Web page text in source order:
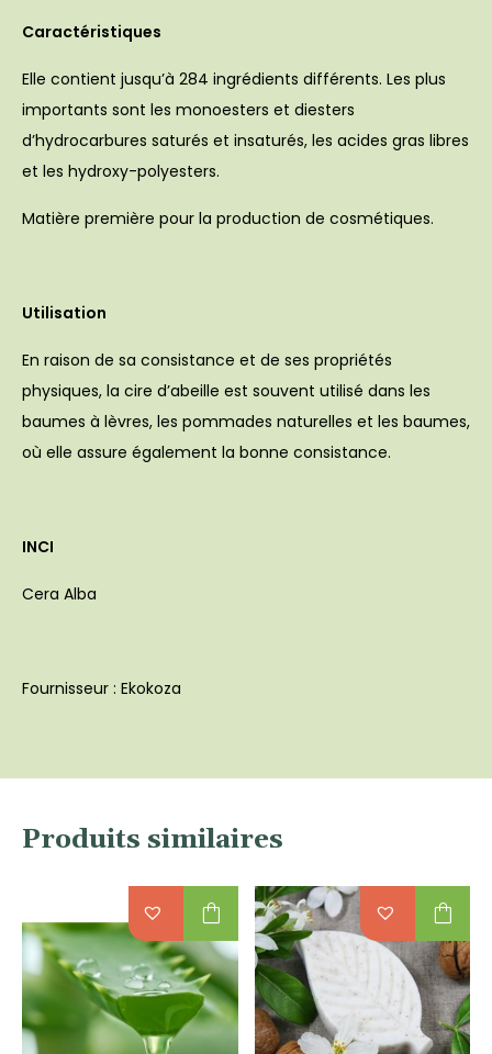
Caractéristiques
Elle contient jusqu’à 284 ingrédients différents. Les plus
importants sont les monoesters et diesters
d’hydrocarbures saturés et insaturés, les acides gras libres
et les hydroxy-polyesters.
Matière première pour la production de cosmétiques.
Utilisation
En raison de sa consistance et de ses propriétés
physiques, la cire d’abeille est souvent utilisé dans les
baumes à lèvres, les pommades naturelles et les baumes,
où elle assure également la bonne consistance.
INCI
Cera Alba
Fournisseur : Ekokoza
Produits similaires
shopping_bag shopping_bag